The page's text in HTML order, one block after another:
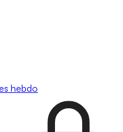
hebdo